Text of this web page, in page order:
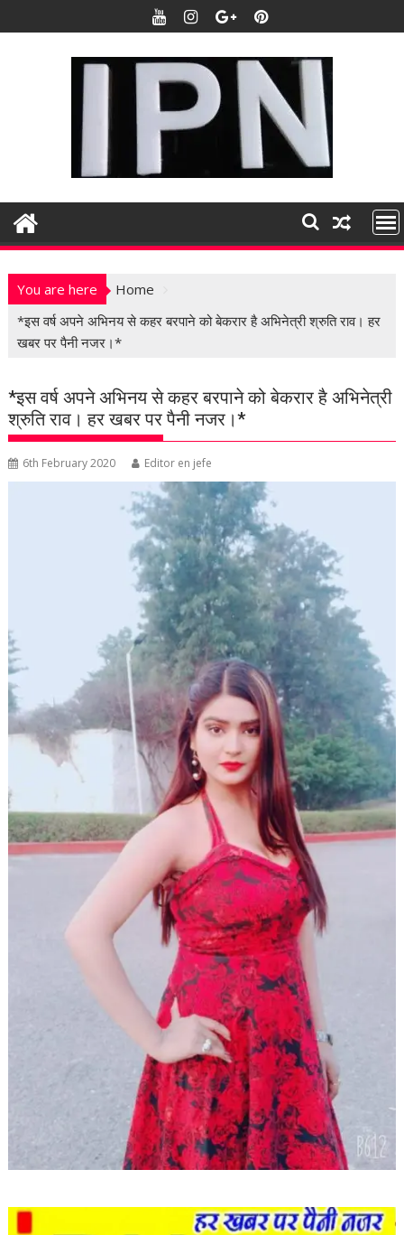
k
t
n
You are here
Home
*इस वर्ष अपने अभिनय से कहर बरपाने को बेकरार है अभिनेत्री श्रुति राव। हर
खबर पर पैनी नजर।*
*इस वर्ष अपने अभिनय से कहर बरपाने को बेकरार है अभिनेत्री
श्रुति राव। हर खबर पर पैनी नजर।*
6th February 2020 Editor en jefe